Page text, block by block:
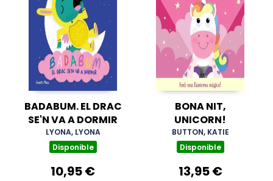
BADABUM. EL DRAC
SE'N VA A DORMIR
LYONA, LYONA
Disponible
10,95 €
BONA NIT,
UNICORN!
BUTTON, KATIE
Disponible
13,95 €